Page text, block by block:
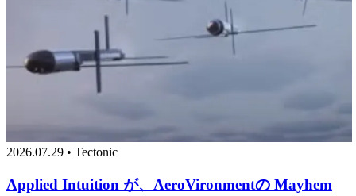
2026.07.29 • Tectonic
Applied Intuition が、AeroVironmentの Mayhem